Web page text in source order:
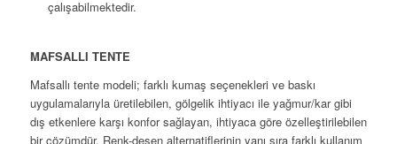
çalışabilmektedir.
MAFSALLI TENTE
Mafsallı tente modeli; farklı kumaş seçenekleri ve baskı
uygulamalarıyla üretilebilen, gölgelik ihtiyacı ile yağmur/kar gibi
dış etkenlere karşı konfor sağlayan, ihtiyaca göre özelleştirilebilen
bir çözümdür. Renk-desen alternatiflerinin yanı sıra farklı kullanım